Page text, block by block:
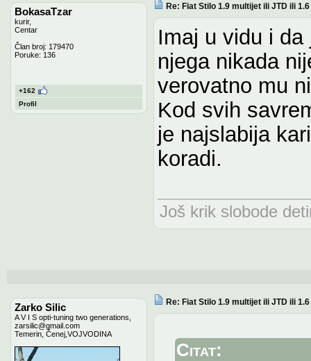
BokasaTzar
kurir,
Centar
Član broj: 179470
Poruke: 136
+162
Profil
Re: Fiat Stilo 1.9 multijet ili JTD ili
Imaj u vidu i
njega nikada
verovatno mu
Kod svih
je najslabija
koradi.
Još krik slobode
Zarko Silic
A V I S opti-tuning two generations,
zarsilic@gmail.com
Temerin, Čenej,VOJVODINA
Re: Fiat Stilo 1.9 multijet ili JTD ili
Citat: